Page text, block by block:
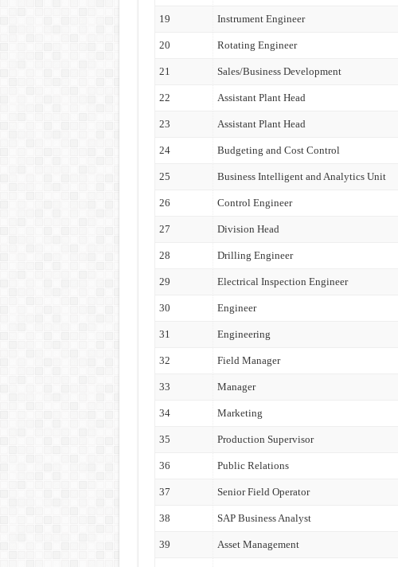
19 Instrument Engineer
20 Rotating Engineer
21 Sales/Business Development
22 Assistant Plant Head
23 Assistant Plant Head
24 Budgeting and Cost Control
25 Business Intelligent and Analytics Unit
26 Control Engineer
27 Division Head
28 Drilling Engineer
29 Electrical Inspection Engineer
30 Engineer
31 Engineering
32 Field Manager
33 Manager
34 Marketing
35 Production Supervisor
36 Public Relations
37 Senior Field Operator
38 SAP Business Analyst
39 Asset Management